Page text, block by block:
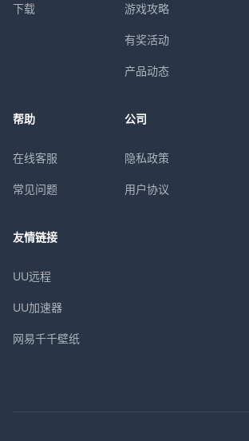
下载 游戏攻略
有奖活动
产品动态
帮助
在线客服
常见问题
公司
隐私政策
用户协议
友情链接
UU远程
UU加速器
网易千千壁纸